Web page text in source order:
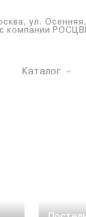
ул.
компании
Каталог